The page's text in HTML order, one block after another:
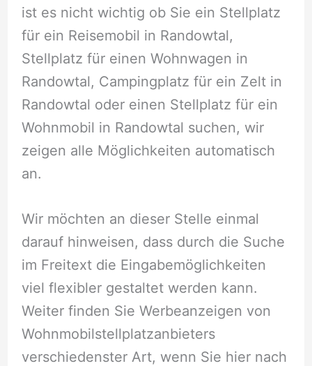
ist es nicht wichtig ob Sie ein Stellplatz
für ein Reisemobil in Randowtal,
Stellplatz für einen Wohnwagen in
Randowtal, Campingplatz für ein Zelt in
Randowtal oder einen Stellplatz für ein
Wohnmobil in Randowtal suchen, wir
zeigen alle Möglichkeiten automatisch
an.
Wir möchten an dieser Stelle einmal
darauf hinweisen, dass durch die Suche
im Freitext die Eingabemöglichkeiten
viel flexibler gestaltet werden kann.
Weiter finden Sie Werbeanzeigen von
Wohnmobilstellplatzanbieters
verschiedenster Art, wenn Sie hier nach